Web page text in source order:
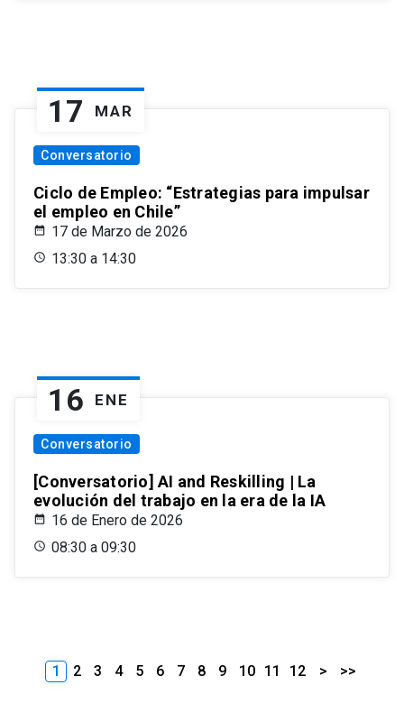
17 MAR
Conversatorio
Ciclo de Empleo: “Estrategias para impulsar
el empleo en Chile”
17 de Marzo de 2026
13:30 a 14:30
16 ENE
Conversatorio
[Conversatorio] AI and Reskilling | La
evolución del trabajo en la era de la IA
16 de Enero de 2026
08:30 a 09:30
1 2 3 4 5 6 7 8 9 10 11 12 > >>